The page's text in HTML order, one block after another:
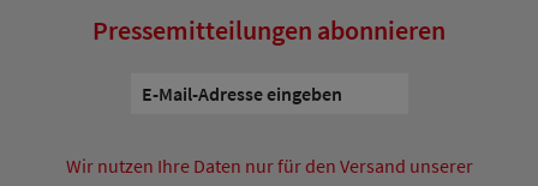
Pressemitteilungen abonnieren
Wir nutzen Ihre Daten nur für den Versand unserer